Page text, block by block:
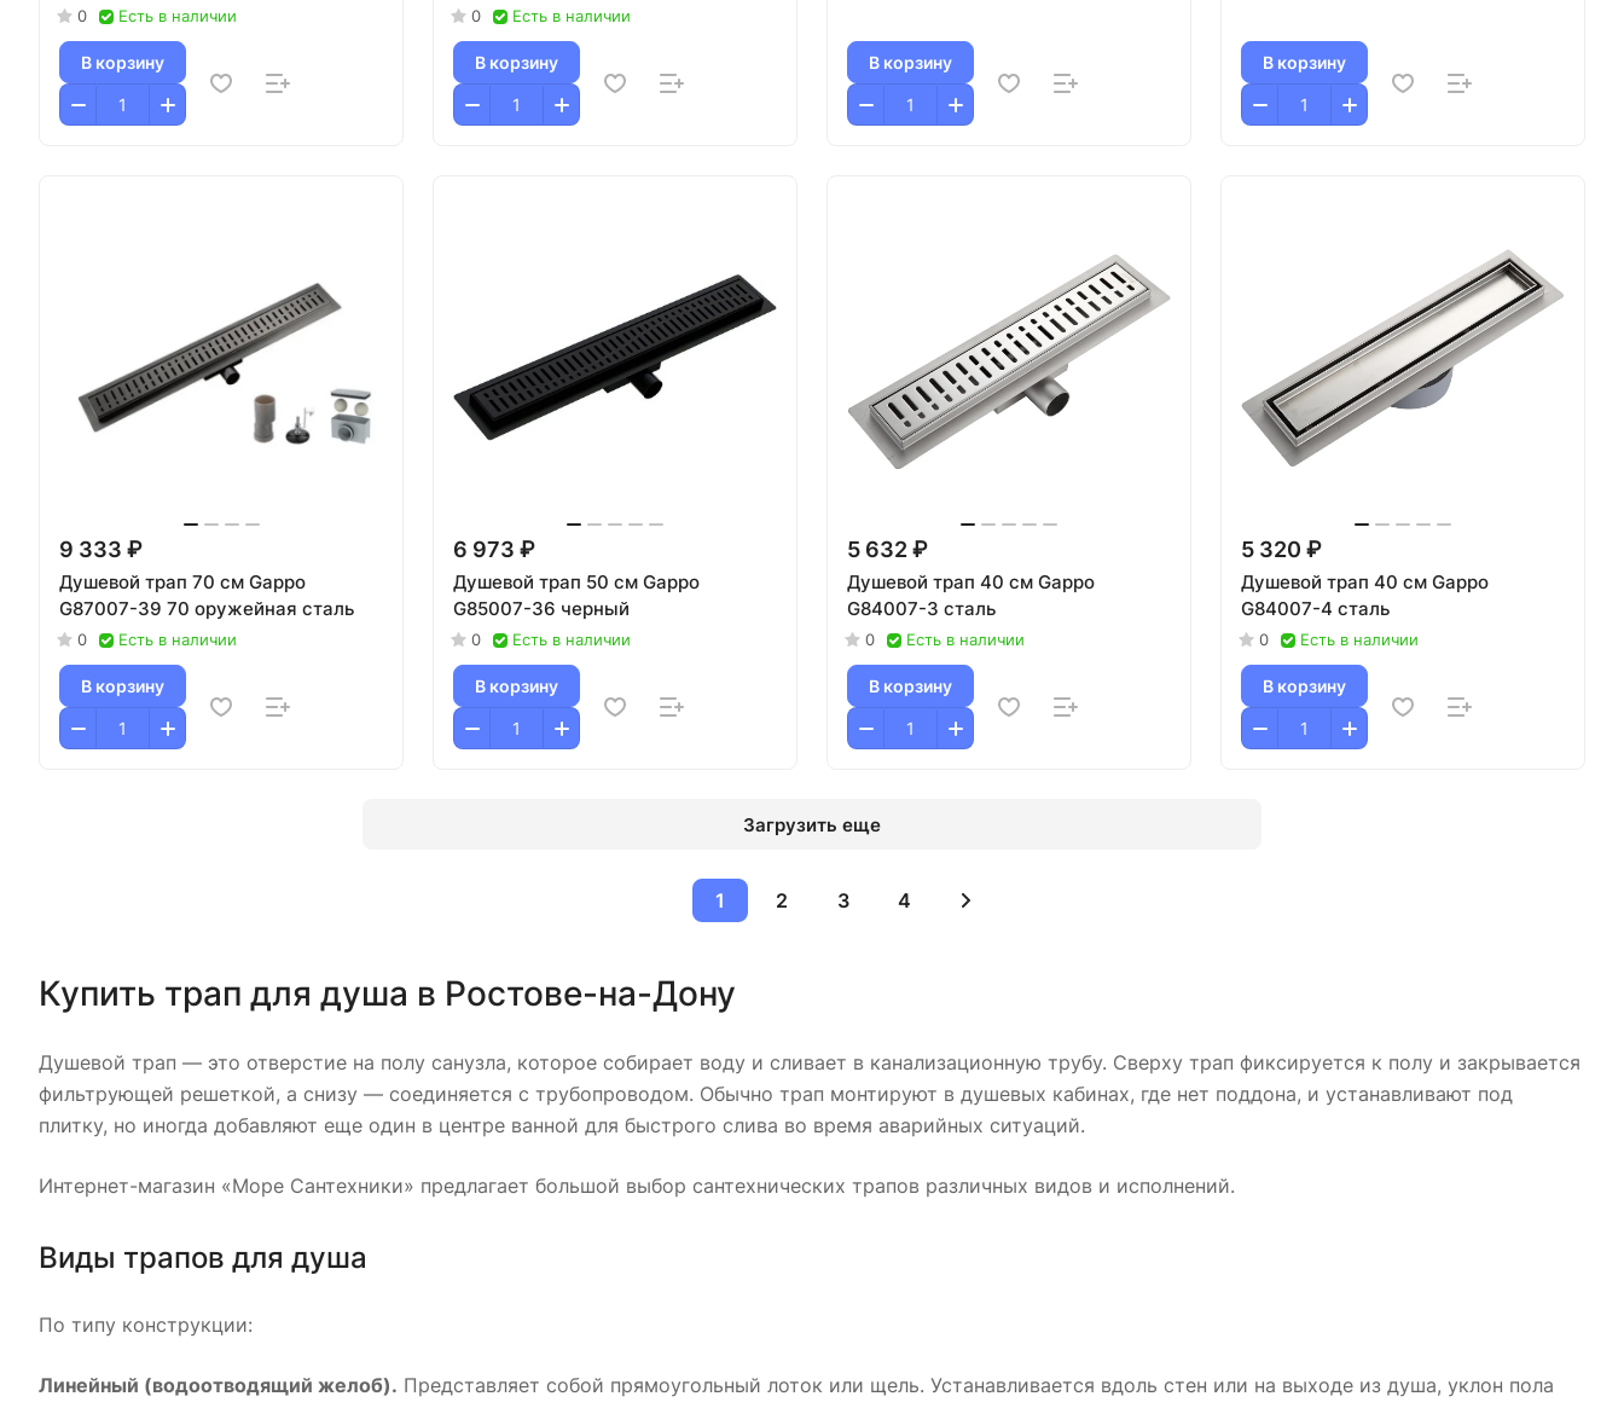
0 Есть в наличии
В корзину
0 Есть в наличии
В корзину В корзину В корзину
9 333 ₽
Душевой трап 70 см Gappo
G87007-39 70 оружейная сталь
0 Есть в наличии
В корзину
6 973 ₽
Душевой трап 50 см Gappo
G85007-36 черный
0 Есть в наличии
В корзину
5 632 ₽
Душевой трап 40 см Gappo
G84007-3 сталь
0 Есть в наличии
В корзину
5 320 ₽
Душевой трап 40 см Gappo
G84007-4 сталь
0 Есть в наличии
В корзину
Загрузить еще
1 2 3 4
Купить трап для душа в Ростове-на-Дону
Душевой трап — это отверстие на полу санузла, которое собирает воду и сливает в канализационную трубу. Сверху трап фиксируется к полу и закрывается
фильтрующей решеткой, а снизу — соединяется с трубопроводом. Обычно трап монтируют в душевых кабинах, где нет поддона, и устанавливают под
плитку, но иногда добавляют еще один в центре ванной для быстрого слива во время аварийных ситуаций.
Интернет-магазин «Море Сантехники» предлагает большой выбор сантехнических трапов различных видов и исполнений.
Виды трапов для душа
По типу конструкции:
Линейный (водоотводящий желоб). Представляет собой прямоугольный лоток или щель. Устанавливается вдоль стен или на выходе из душа, уклон пола